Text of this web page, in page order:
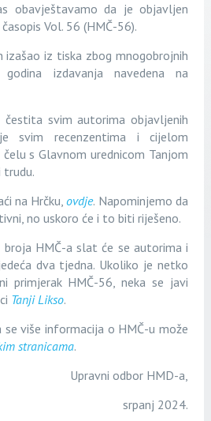
obavještavamo da je objavljen
Vol. 56 (HMČ-56).
iz tiska zbog mnogobrojnih
godina izdavanja navedena na
čestita svim autorima objavljenih
svim recenzentima i cijelom
s Glavnom urednicom Tanjom
trudu.
na Hrčku,ovdje. Napominjemo da
no uskoro će i to biti riješeno.
broja HMČ-a slat će se autorima i
dva tjedna. Ukoliko je netko
primjerak HMČ-56, neka se javi
Tanji Likso.
se više informacija o HMČ-u može
stranicama.
Upravni odbor HMD-a,
srpanj 2024.